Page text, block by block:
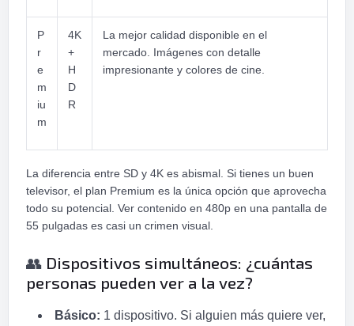
P
r
e
m
iu
m
4K
+
H
D
R
La mejor calidad disponible en el
mercado. Imágenes con detalle
impresionante y colores de cine.
La diferencia entre SD y 4K es abismal. Si tienes un buen
televisor, el plan Premium es la única opción que aprovecha
todo su potencial. Ver contenido en 480p en una pantalla de
55 pulgadas es casi un crimen visual.
👥 Dispositivos simultáneos: ¿cuántas
personas pueden ver a la vez?
Básico: 1 dispositivo. Si alguien más quiere ver,